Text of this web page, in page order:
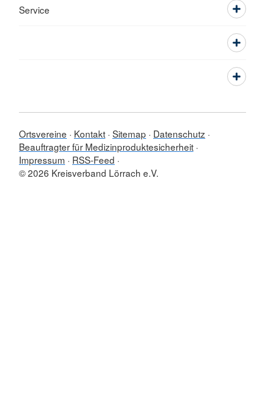
Service
Ortsvereine Kontakt Sitemap
Datenschutz
Beauftragter für Medizinproduktesicherheit
Impressum
RSS-Feed
© 2026 Kreisverband Lörrach e.V.